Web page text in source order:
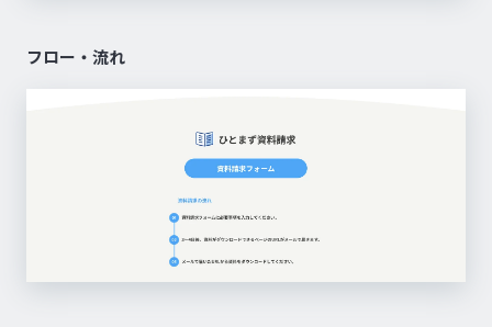
フロー・流れ